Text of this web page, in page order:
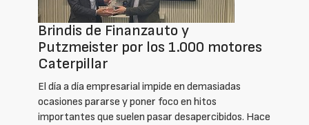
Brindis de Finanzauto y
Putzmeister por los 1.000 motores
Caterpillar
El día a día empresarial impide en demasiadas
ocasiones pararse y poner foco en hitos
importantes que suelen pasar desapercibidos. Hace